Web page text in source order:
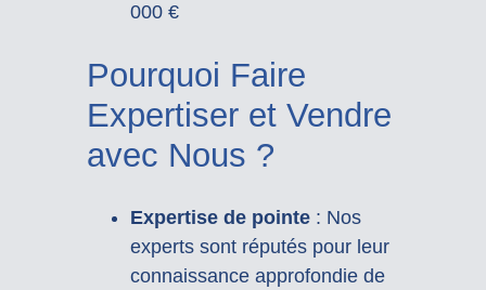
000 €
Pourquoi Faire
Expertiser et Vendre
avec Nous ?
Expertise de pointe: Nos
experts sont réputés pour leur
connaissance approfondie de